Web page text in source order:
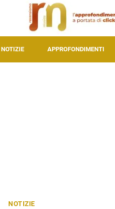
NOTIZIE APPROFONDIMENTI
NOTIZIE